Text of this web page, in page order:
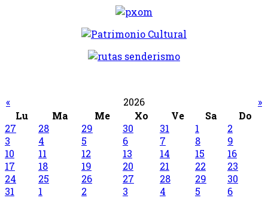
« 2026
»
Lu
Ma Me Xo Ve Sa
Do
27
28 29 30 31 1
2
3
4 5 6 7 8
9
10
11 12 13 14 15
16
17
18 19 20 21 22
23
24
25 26 27 28 29
30
31
1 2 3 4 5 6